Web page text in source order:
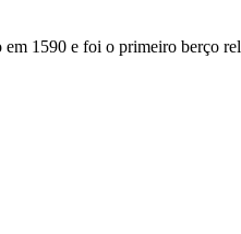
1590 e foi o primeiro berço